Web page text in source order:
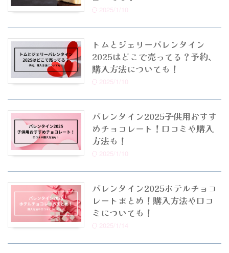
2025/1/10
トムとジェリーバレンタイン
2025はどこで売ってる？予約、
購入方法についても！
2025/1/10
バレンタイン2025子供用おすす
めチョコレート！口コミや購入
方法も！
2025/1/10
バレンタイン2025ホテルチョコ
レートまとめ！購入方法や口コ
ミについても！
2025/1/14